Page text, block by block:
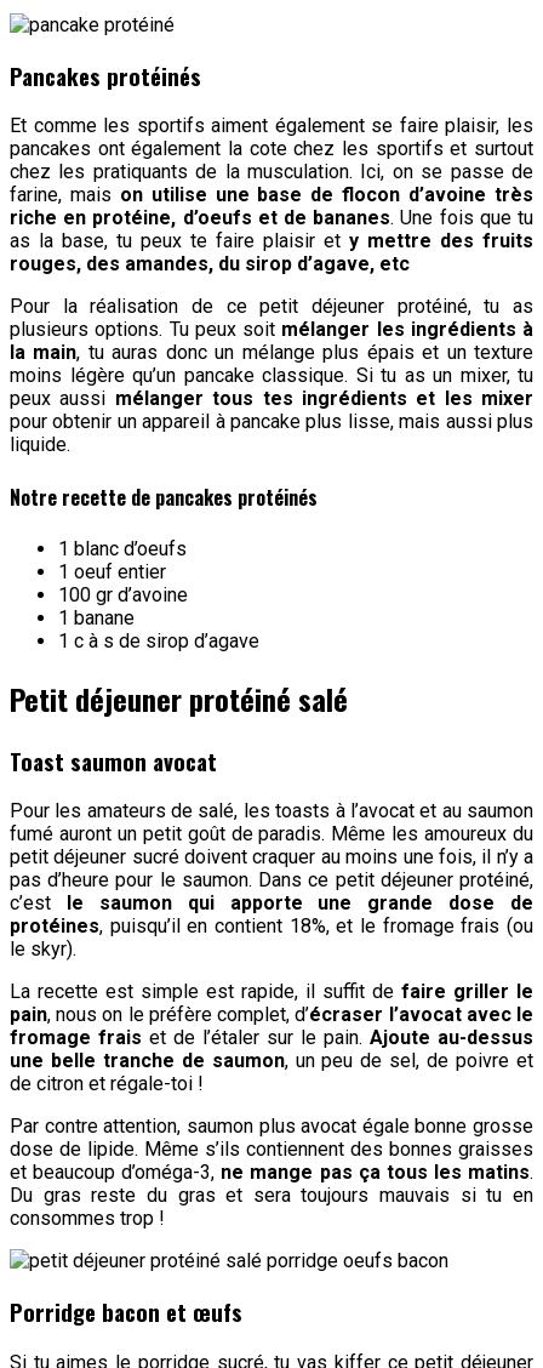
Pancakes protéinés
Et comme les sportifs aiment également se faire plaisir, les
pancakes ont également la cote chez les sportifs et surtout
chez les pratiquants de la musculation. Ici, on se passe de
farine, mais on utilise une base de flocon d’avoine très
riche en protéine, d’oeufs et de bananes. Une fois que tu
as la base, tu peux te faire plaisir et y mettre des fruits
rouges, des amandes, du sirop d’agave, etc
Pour la réalisation de ce petit déjeuner protéiné, tu as
plusieurs options. Tu peux soit mélanger les ingrédients à
la main, tu auras donc un mélange plus épais et un texture
moins légère qu’un pancake classique. Si tu as un mixer, tu
peux aussi mélanger tous tes ingrédients et les mixer
pour obtenir un appareil à pancake plus lisse, mais aussi plus
liquide.
Notre recette de pancakes protéinés
1 blanc d’oeufs
1 oeuf entier
100 gr d’avoine
1 banane
1 c à s de sirop d’agave
Petit déjeuner protéiné salé
Toast saumon avocat
Pour les amateurs de salé, les toasts à l’avocat et au saumon
fumé auront un petit goût de paradis. Même les amoureux du
petit déjeuner sucré doivent craquer au moins une fois, il n’y a
pas d’heure pour le saumon. Dans ce petit déjeuner protéiné,
c’est
le saumon qui apporte une grande dose de
protéines, puisqu’il en contient 18%, et le fromage frais (ou
le skyr).
La recette est simple est rapide, il suffit de faire griller le
pain, nous on le préfère complet, d’écraser l’avocat avec le
fromage frais et de l’étaler sur le pain. Ajoute au-dessus
une belle tranche de saumon, un peu de sel, de poivre et
de citron et régale-toi !
Par contre attention, saumon plus avocat égale bonne grosse
dose de lipide. Même s’ils contiennent des bonnes graisses
et beaucoup d’oméga-3, ne mange pas ça tous les matins.
Du gras reste du gras et sera toujours mauvais si tu en
consommes trop !
Porridge bacon et œufs
Si tu aimes le porridge sucré, tu vas kiffer ce petit déjeuner